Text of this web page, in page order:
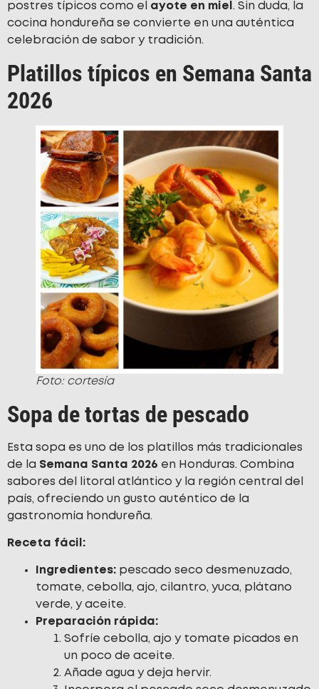
postres típicos como el ayote en miel . Sin duda, la
cocina hondureña se convierte en una auténtica
celebración de sabor y tradición.
Platillos típicos en Semana Santa
2026
Foto: cortesía
Sopa de tortas de pescado
Esta sopa es uno de los platillos más tradicionales
de la Semana Santa 2026 en Honduras. Combina
sabores del litoral atlántico y la región central del
país, ofreciendo un gusto auténtico de la
gastronomía hondureña.
Receta fácil:
Ingredientes: pescado seco desmenuzado,
tomate, cebolla, ajo, cilantro, yuca, plátano
verde, y aceite.
Preparación rápida:
Sofríe cebolla, ajo y tomate picados en
un poco de aceite.
Añade agua y deja hervir.